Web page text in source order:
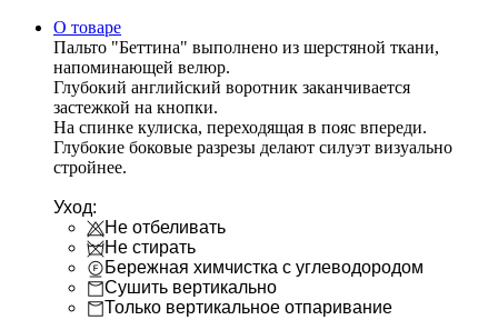
О товаре
Пальто "Беттина" выполнено из шерстяной ткани,
напоминающей велюр.
Глубокий английский воротник заканчивается
застежкой на кнопки.
На спинке кулиска, переходящая в пояс впереди.
Глубокие боковые разрезы делают силуэт визуально
стройнее.
Уход:
Не отбеливать
Не стирать
Бережная химчистка с углеводородом
Сушить вертикально
Только вертикальное отпаривание